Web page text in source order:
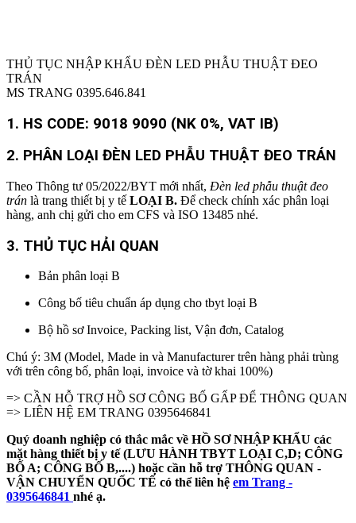
THỦ TỤC NHẬP KHẨU ĐÈN LED PHẪU THUẬT ĐEO
TRÁN
MS TRANG 0395.646.841
1. HS CODE: 9018 9090 (NK 0%, VAT IB)
2. PHÂN LOẠI ĐÈN LED PHẪU THUẬT ĐEO TRÁN
Theo Thông tư 05/2022/BYT mới nhất, Đèn led phẫu thuật đeo
trán là trang thiết bị y tế LOẠI B. Để check chính xác phân loại
hàng, anh chị gửi cho em CFS và ISO 13485 nhé.
3. THỦ TỤC HẢI QUAN
Bản phân loại B
Công bố tiêu chuẩn áp dụng cho tbyt loại B
Bộ hồ sơ Invoice, Packing list, Vận đơn, Catalog
Chú ý: 3M (Model, Made in và Manufacturer trên hàng phải trùng
với trên công bố, phân loại, invoice và tờ khai 100%)
=> CẦN HỖ TRỢ HỒ SƠ CÔNG BỐ GẤP ĐỂ THÔNG QUAN
=> LIÊN HỆ EM TRANG 0395646841
Quý doanh nghiệp có thắc mắc về HỒ SƠ NHẬP KHẨU các
mặt hàng thiết bị y tế (LƯU HÀNH TBYT LOẠI C,D; CÔNG
BỐ A; CÔNG BỐ B,....) hoặc cần hỗ trợ THÔNG QUAN -
VẬN CHUYỂN QUỐC TẾ có thể liên hệ em Trang -
0395646841 nhé ạ.